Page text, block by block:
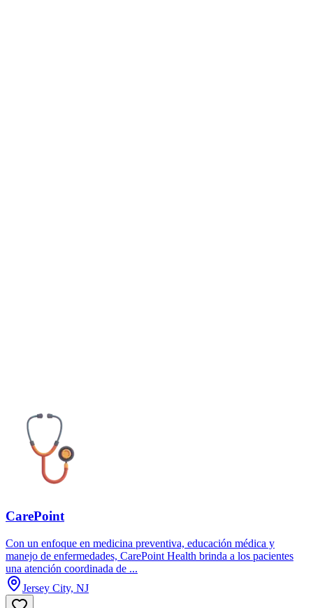
CarePoint
Con un enfoque en medicina preventiva, educación médica y
manejo de enfermedades, CarePoint Health brinda a los pacientes
una atención coordinada de ...
Jersey City, NJ